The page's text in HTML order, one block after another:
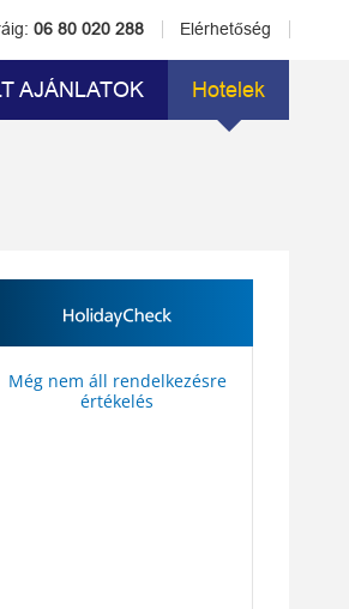
06 80 020 288 Elérhetőség
AJÁNLATOK Hotelek
Még nem áll rendelkezésre
értékelés